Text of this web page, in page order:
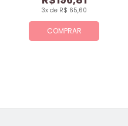
COMPRAR
3x de R$ 65,60